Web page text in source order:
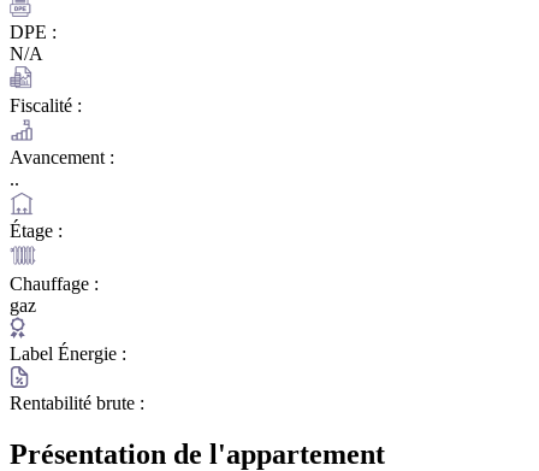
DPE :
N/A
Fiscalité :
Avancement :
..
Étage :
Chauffage :
gaz
Label Énergie :
Rentabilité brute :
Présentation de l'appartement